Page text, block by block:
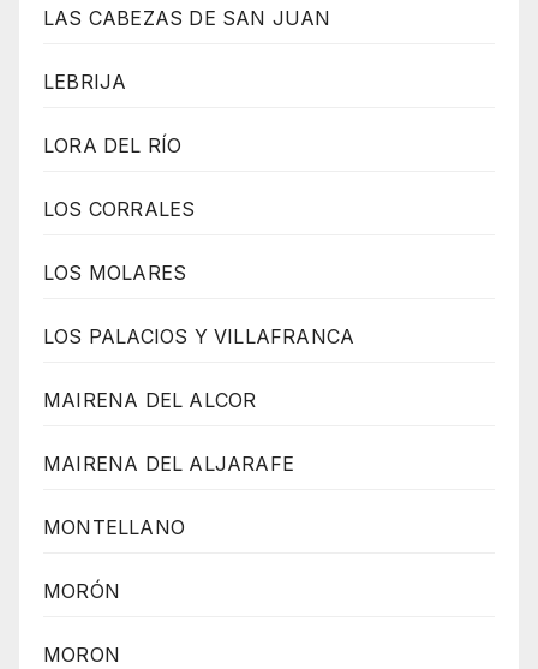
LAS CABEZAS DE SAN JUAN
LEBRIJA
LORA DEL RÍO
LOS CORRALES
LOS MOLARES
LOS PALACIOS Y VILLAFRANCA
MAIRENA DEL ALCOR
MAIRENA DEL ALJARAFE
MONTELLANO
MORÓN
MORON